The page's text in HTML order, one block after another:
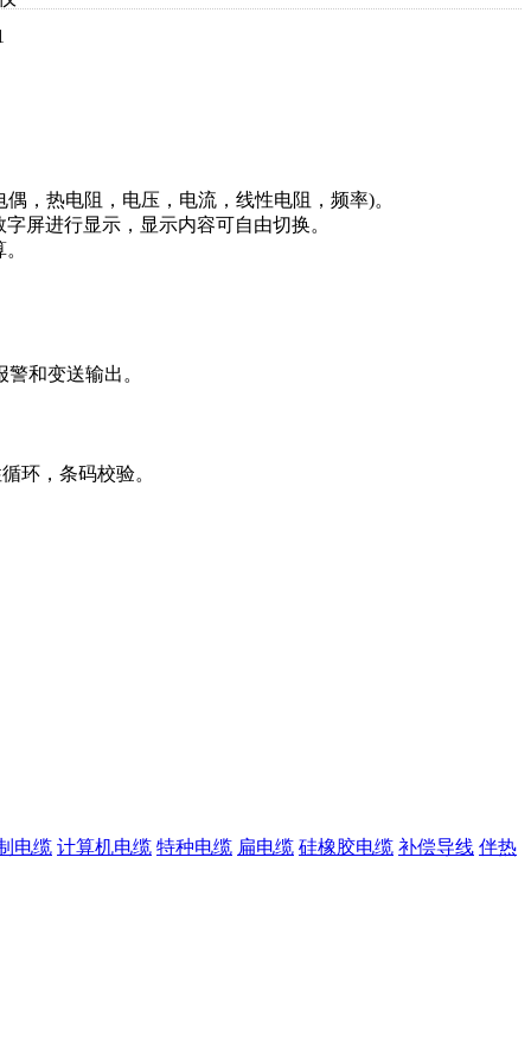
，热电阻，电压，电流，线性电阻，频率)。
屏进行显示，显示内容可自由切换。
和变送输出。
环，条码校验。
电缆 计算机电缆 特种电缆 扁电缆 硅橡胶电缆 补偿导线 伴热